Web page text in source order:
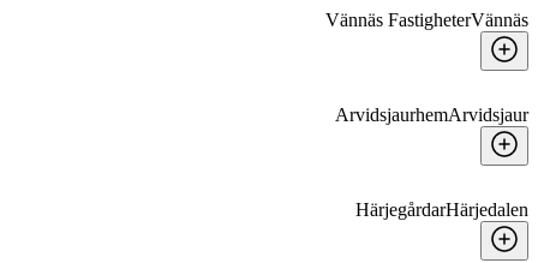
Vännäs FastigheterVännäs
ArvidsjaurhemArvidsjaur
HärjegårdarHärjedalen